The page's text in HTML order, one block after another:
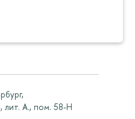
лит. А., пом. 58-Н